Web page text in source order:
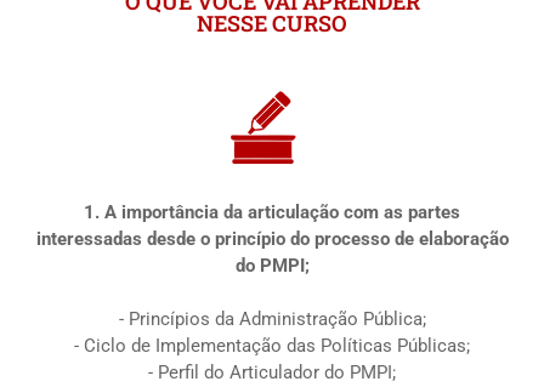
NESSE CURSO
1. A importância da articulação com as partes
interessadas desde o princípio do processo de elaboração
do PMPI;
- Princípios da Administração Pública;
- Ciclo de Implementação das Políticas Públicas;
- Perfil do Articulador do PMPI;